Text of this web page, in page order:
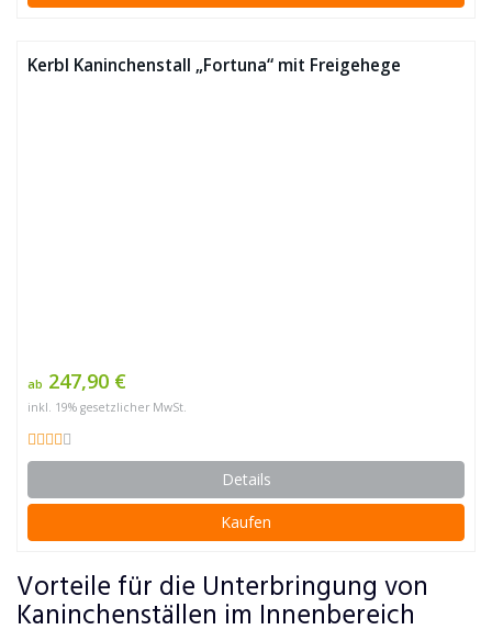
Kerbl Kaninchenstall „Fortuna“ mit Freigehege
ab 247,90 €
inkl. 19% gesetzlicher MwSt.
Details
Kaufen
Vorteile für die Unterbringung von
Kaninchenställen im Innenbereich